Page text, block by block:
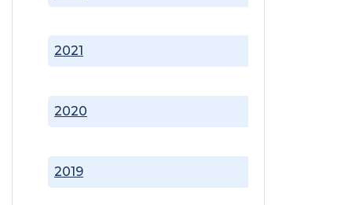
2019
2020
2021